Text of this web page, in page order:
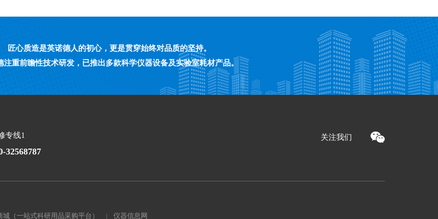
匠心质造是英诺德人的初心，更是贯穿始终对品质的坚持。
注重前瞻性技术研发，已推出多款科学仪器设备及实验室耗材产品。
专线1
32568787
关注我们
城（一站式科研用品采购平台） | 仪器信息网